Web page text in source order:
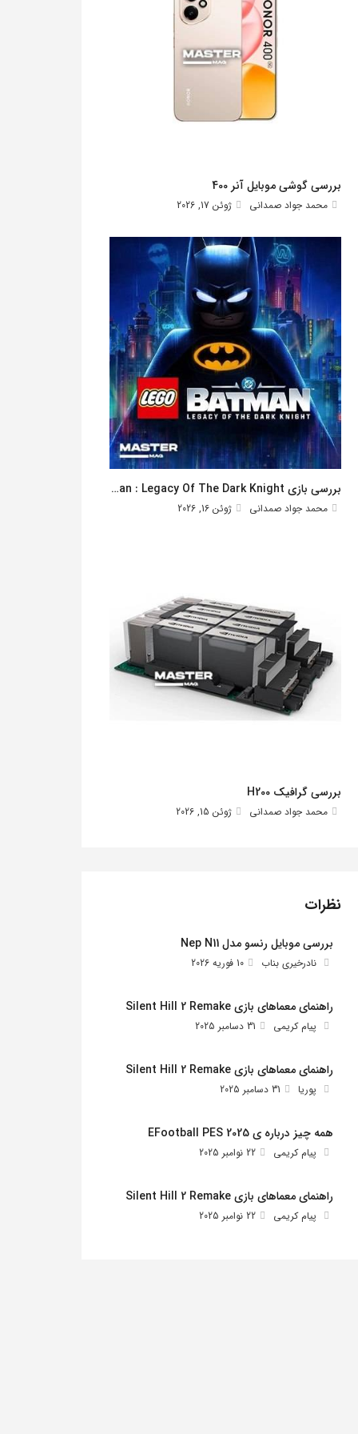
بررسی گوشی موبایل آنر 400
محمد جواد صمدانی ژوئن 17, 2026
بررسی بازی Lego Batman : Legacy Of The Dark Knight
محمد جواد صمدانی ژوئن 16, 2026
بررسی گرافیک H200
محمد جواد صمدانی ژوئن 15, 2026
نظرات
بررسی موبایل رنسو مدل Nep N11
نادرخیری بناب 10 فوریه 2026
راهنمای معماهای بازی Silent Hill 2 Remake
پیام کریمی 31 دسامبر 2025
راهنمای معماهای بازی Silent Hill 2 Remake
پوریا 31 دسامبر 2025
همه چیز درباره ی EFootball PES 2025
پیام کریمی 22 نوامبر 2025
راهنمای معماهای بازی Silent Hill 2 Remake
پیام کریمی 22 نوامبر 2025